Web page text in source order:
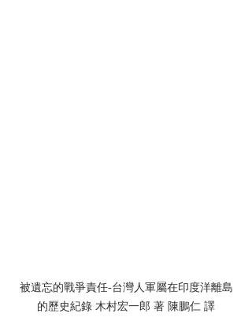
被遺忘的戰爭責任-台灣人軍屬在印度洋離島
的歷史紀錄 木村宏一郎 著 陳鵬仁 譯